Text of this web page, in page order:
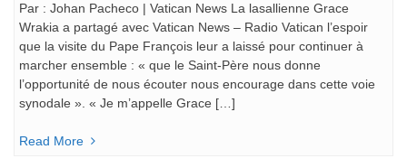
Par : Johan Pacheco | Vatican News La lasallienne Grace
Wrakia a partagé avec Vatican News – Radio Vatican l’espoir
que la visite du Pape François leur a laissé pour continuer à
marcher ensemble : « que le Saint-Père nous donne
l’opportunité de nous écouter nous encourage dans cette voie
synodale ». « Je m’appelle Grace […]
Read More